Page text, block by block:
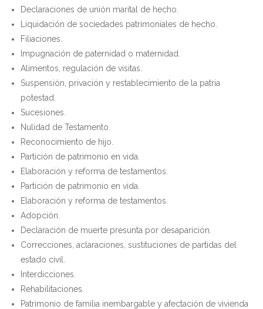
Declaraciones de unión marital de hecho.
Liquidación de sociedades patrimoniales de hecho.
Filiaciones.
Impugnación de paternidad o maternidad.
Alimentos, regulación de visitas.
Suspensión, privación y restablecimiento de la patria
potestad.
Sucesiones.
Nulidad de Testamento.
Reconocimiento de hijo.
Partición de patrimonio en vida.
Elaboración y reforma de testamentos.
Partición de patrimonio en vida.
Elaboración y reforma de testamentos.
Adopción.
Declaración de muerte presunta por desaparición.
Correcciones, aclaraciones, sustituciones de partidas del
estado civil.
Interdicciones.
Rehabilitaciones.
Patrimonio de familia inembargable y afectación de vivienda